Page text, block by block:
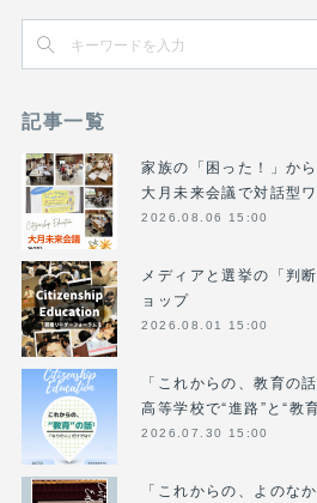
記事一覧
家族の「困った！」か
大月未来会議で対話型
2026.08.06 15:00
メディアと選挙の「判
ョップ
2026.08.01 15:00
「これからの、教育の
高等学校で“進路”と“教
2026.07.30 15:00
「これからの、よのな